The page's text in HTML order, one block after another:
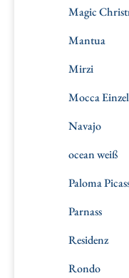
Magic
Mantua
Mirzi
Mocca
Navajo
ocean weiß
Paloma
Parnass
Residenz
Rondo